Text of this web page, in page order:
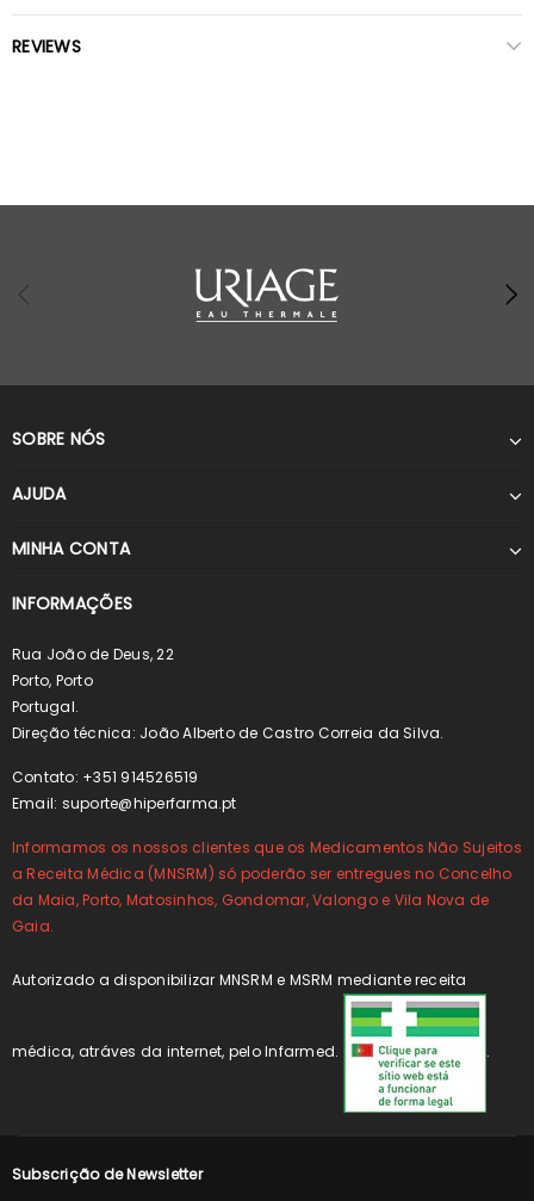
REVIEWS
SOBRE NÓS
AJUDA
MINHA CONTA
INFORMAÇÕES
Rua João de Deus, 22
Porto, Porto
Portugal.
Direção técnica: João Alberto de Castro Correia da Silva.
Contato: +351 914526519
Email: suporte@hiperfarma.pt
Informamos os nossos clientes que os Medicamentos Não Sujeitos
a Receita Médica (MNSRM) só poderão ser entregues no Concelho
da Maia, Porto, Matosinhos, Gondomar, Valongo e Vila Nova de
Gaia.
Autorizado a disponibilizar MNSRM e MSRM mediante receita
médica, atráves da internet, pelo Infarmed. .
Subscrição de Newsletter